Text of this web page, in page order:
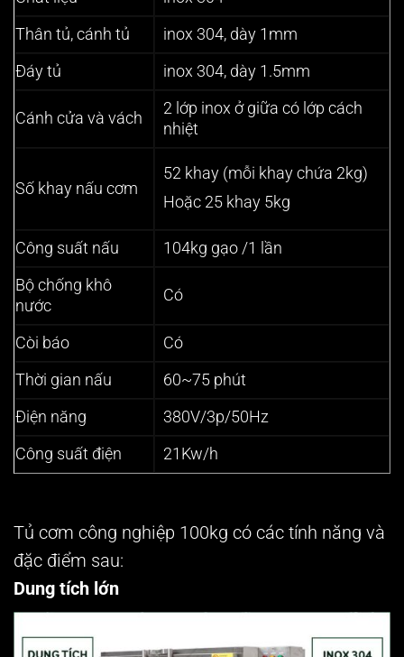
Thân tủ, cánh tủ inox 304, dày 1mm
Đáy tủ inox 304, dày 1.5mm
Cánh cửa và vách
2 lớp inox ở giữa có lớp cách
nhiệt
Số khay nấu cơm
52 khay (mỗi khay chứa 2kg)
Hoặc 25 khay 5kg
Công suất nấu 104kg gạo /1 lần
Bộ chống khô
nước
Có
Còi báo Có
Thời gian nấu 60~75 phút
Điện năng 380V/3p/50Hz
Công suất điện 21Kw/h
Tủ cơm công nghiệp 100kg có các tính năng và
đặc điểm sau:
Dung tích lớn